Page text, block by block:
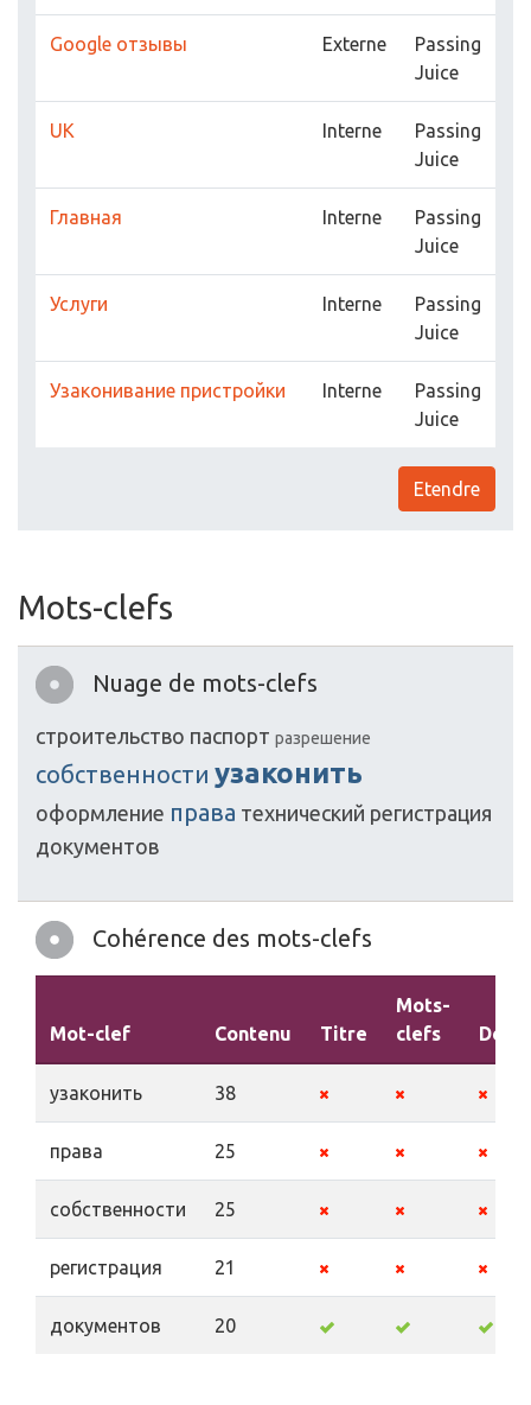
Google отзывы Externe
Passing
Juice
UK Interne
Passing
Juice
Главная Interne
Passing
Juice
Услуги Interne
Passing
Juice
Узаконивание пристройки Interne
Passing
Juice
Etendre
Mots-clefs
Nuage de mots-clefs
строительство паспорт разрешение
собственности узаконить
оформление права технический регистрация
документов
Cohérence des mots-clefs
Mot-clef Contenu Titre
Mots-
clefs
узаконить 38
права 25
собственности 25
регистрация 21
документов 20